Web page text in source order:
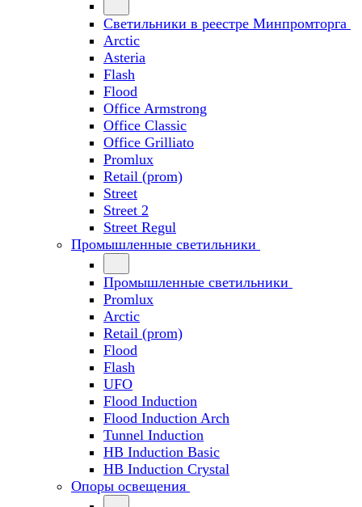
Светильники в реестре Минпромторга
Arctic
Asteria
Flash
Flood
Office Armstrong
Office Classic
Office Grilliato
Promlux
Retail (prom)
Street
Street 2
Street Regul
Промышленные светильники
Промышленные светильники
Promlux
Arctic
Retail (prom)
Flood
Flash
UFO
Flood Induction
Flood Induction Arch
Tunnel Induction
HB Induction Basic
HB Induction Crystal
Опоры освещения